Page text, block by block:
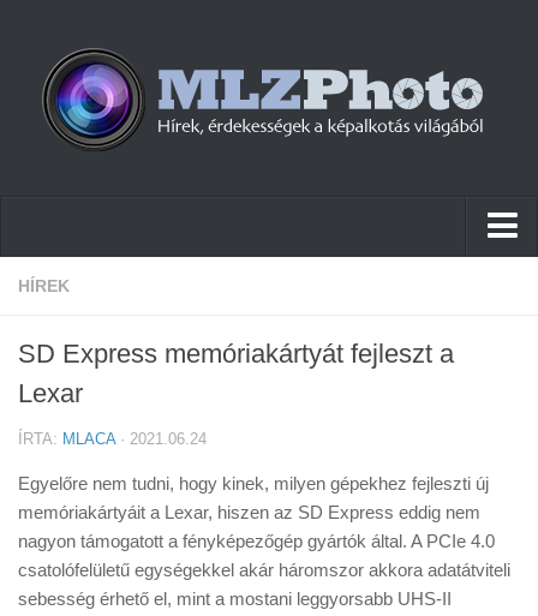
Hírek
Cikkek
Tudástár
Tanácsok
Érdekességek
HÍREK
SD Express memóriakártyát fejleszt a
Lexar
ÍRTA: MLACA· 2021.06.24
Egyelőre nem tudni, hogy kinek, milyen gépekhez fejleszti új
memóriakártyáit a Lexar, hiszen az SD Express eddig nem
nagyon támogatott a fényképezőgép gyártók által. A PCIe 4.0
csatolófelületű egységekkel akár háromszor akkora adatátviteli
sebesség érhető el, mint a mostani leggyorsabb UHS-II